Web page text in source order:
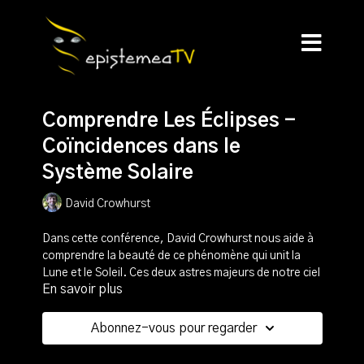
Comprendre Les Éclipses -
Coïncidences dans le
Système Solaire
David Crowhurst
Dans cette conférence, David Crowhurst nous aide à
comprendre la beauté de ce phénomène qui unit la
Lune et le Soleil. Ces deux astres majeurs de notre ciel
portent un message sur les lois du Cosmos qu'il nous
leurs cycles.
En savoir plus
Abonnez-vous pour regarder